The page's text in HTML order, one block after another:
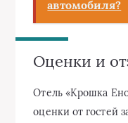
автомобиля?
Оценки и
Отель «Крошка
оценки от гостей